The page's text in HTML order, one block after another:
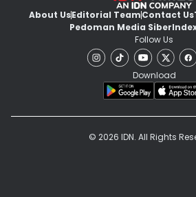
About UsEditorial TeamContact Us
Pedoman Media Siber
Follow Us
Download
© 2026 IDN. All Rights